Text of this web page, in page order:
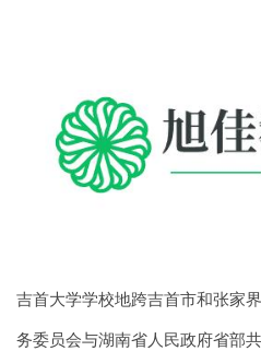
吉首大学学校地跨吉首市和张家
务委员会与湖南省人民政府省部